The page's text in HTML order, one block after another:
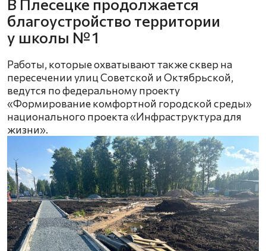
благоустройство территории
у школы № 1
Работы, которые охватывают также сквер на
пересечении улиц Советской и Октябрьской,
ведутся по федеральному проекту
«Формирование комфортной городской среды»
национального проекта «Инфраструктура для
жизни».